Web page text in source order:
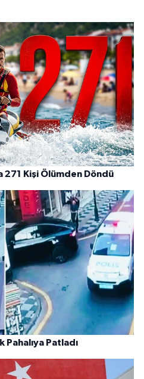
271 Kişi Ölümden Döndü
Pahalıya Patladı